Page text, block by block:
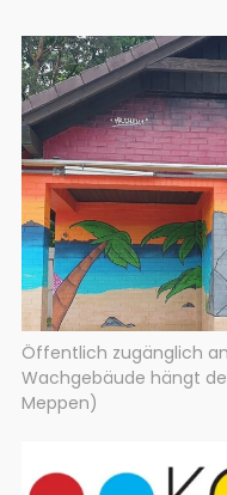
Öffentlich zugänglich
Wachgebäude hängt
Meppen)